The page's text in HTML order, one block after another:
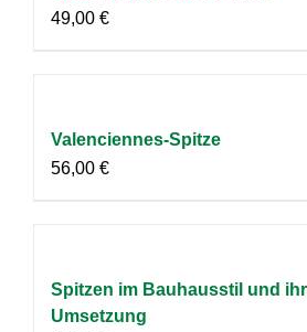
49,00 €
Valenciennes-Spitze
56,00 €
Spitzen im Bauhausstil und
Umsetzung